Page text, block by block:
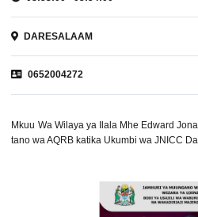
DARESALAAM
0652004272
Mkuu Wa Wilaya ya Ilala Mhe Edward
tano wa AQRB katika Ukumbi wa JNICC